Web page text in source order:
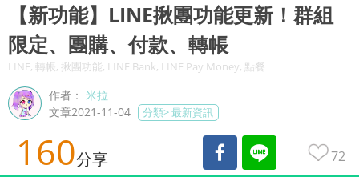
【新功能】LINE揪團功能更新！群組
限定、團購、付款、轉帳
LINE, 轉帳, 揪團功能, LINE Bank, LINE Pay Money, 點餐
作者：米拉
文章2021-11-04
分類>最新資訊
160分享 72